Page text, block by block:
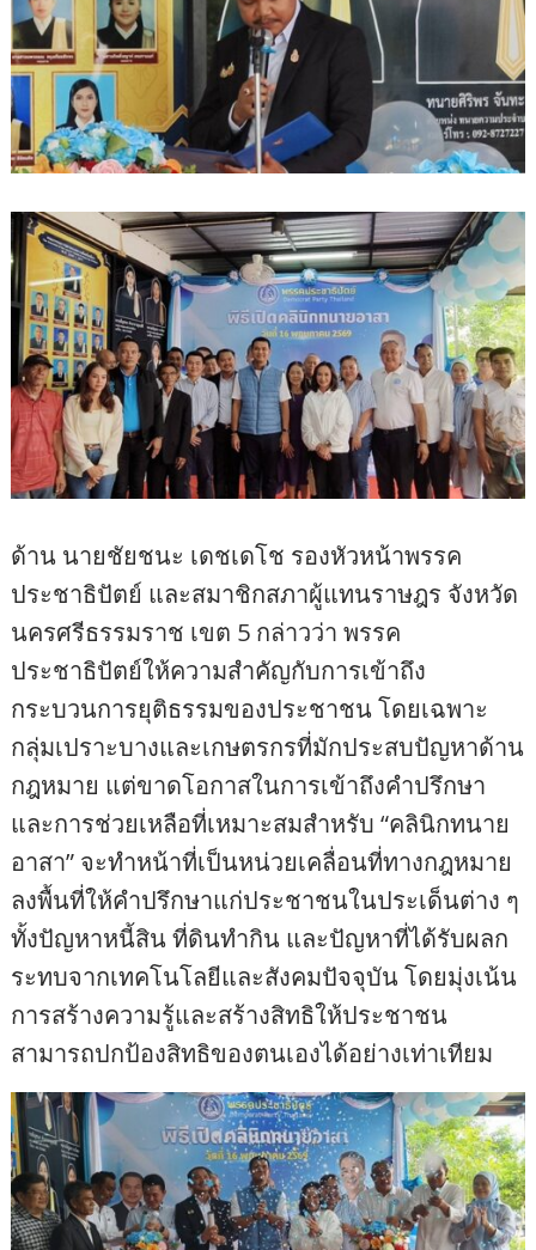
ด้าน นายชัยชนะ เดชเดโช รองหัวหน้าพรรค
ประชาธิปัตย์ และสมาชิกสภาผู้แทนราษฎร จังหวัด
นครศรีธรรมราช เขต 5 กล่าวว่า พรรค
ประชาธิปัตย์ให้ความสำคัญกับการเข้าถึง
กระบวนการยุติธรรมของประชาชน โดยเฉพาะ
กลุ่มเปราะบางและเกษตรกรที่มักประสบปัญหาด้าน
กฎหมาย แต่ขาดโอกาสในการเข้าถึงคำปรึกษา
และการช่วยเหลือที่เหมาะสมสำหรับ “คลินิกทนาย
อาสา” จะทำหน้าที่เป็นหน่วยเคลื่อนที่ทางกฎหมาย
ลงพื้นที่ให้คำปรึกษาแก่ประชาชนในประเด็นต่าง ๆ
ทั้งปัญหาหนี้สิน ที่ดินทำกิน และปัญหาที่ได้รับผลก
ระทบจากเทคโนโลยีและสังคมปัจจุบัน โดยมุ่งเน้น
การสร้างความรู้และสร้างสิทธิให้ประชาชน
สามารถปกป้องสิทธิของตนเองได้อย่างเท่าเทียม